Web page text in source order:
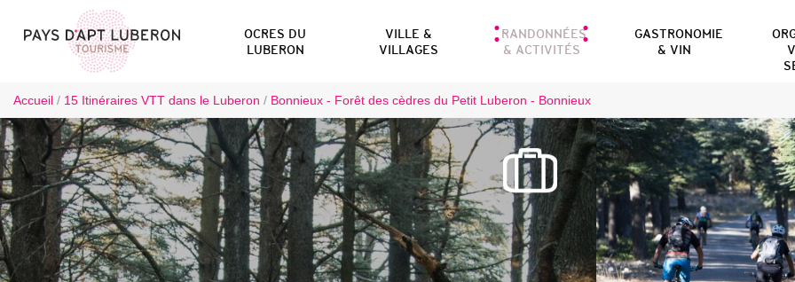
OCRES DU
LUBERON
VILLE &
VILLAGES
RANDONNÉES
& ACTIVITÉS
GASTRONOMIE
& VIN
Accueil / 15 Itinéraires VTT dans le Luberon / Bonnieux - Forêt des cèdres du Petit Luberon - Bonnieux